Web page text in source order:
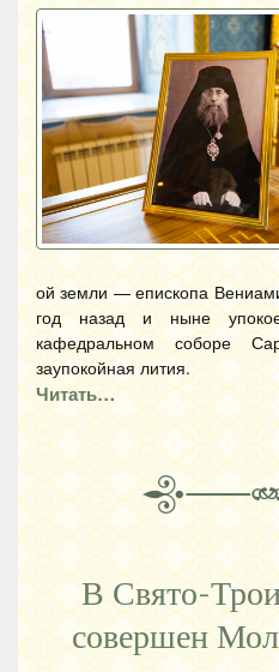
ой земли — епископа
год назад и ныне
кафедральном соборе
заупокойная лития.
Читать…
В Свято-
совершен